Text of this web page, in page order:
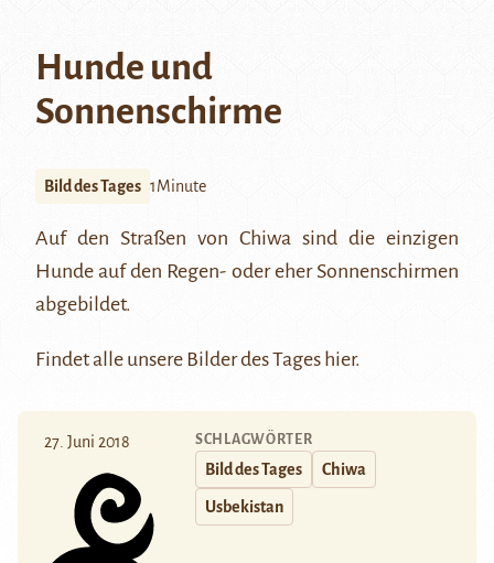
Hunde und
Sonnenschirme
Bild des Tages 1Minute
Auf den Straßen von Chiwa sind die einzigen
Hunde auf den Regen- oder eher Sonnenschirmen
abgebildet.
Findet alle unsere Bilder des Tages hier.
27. Juni 2018 SCHLAGWÖRTER
Bild des Tages Chiwa
Usbekistan